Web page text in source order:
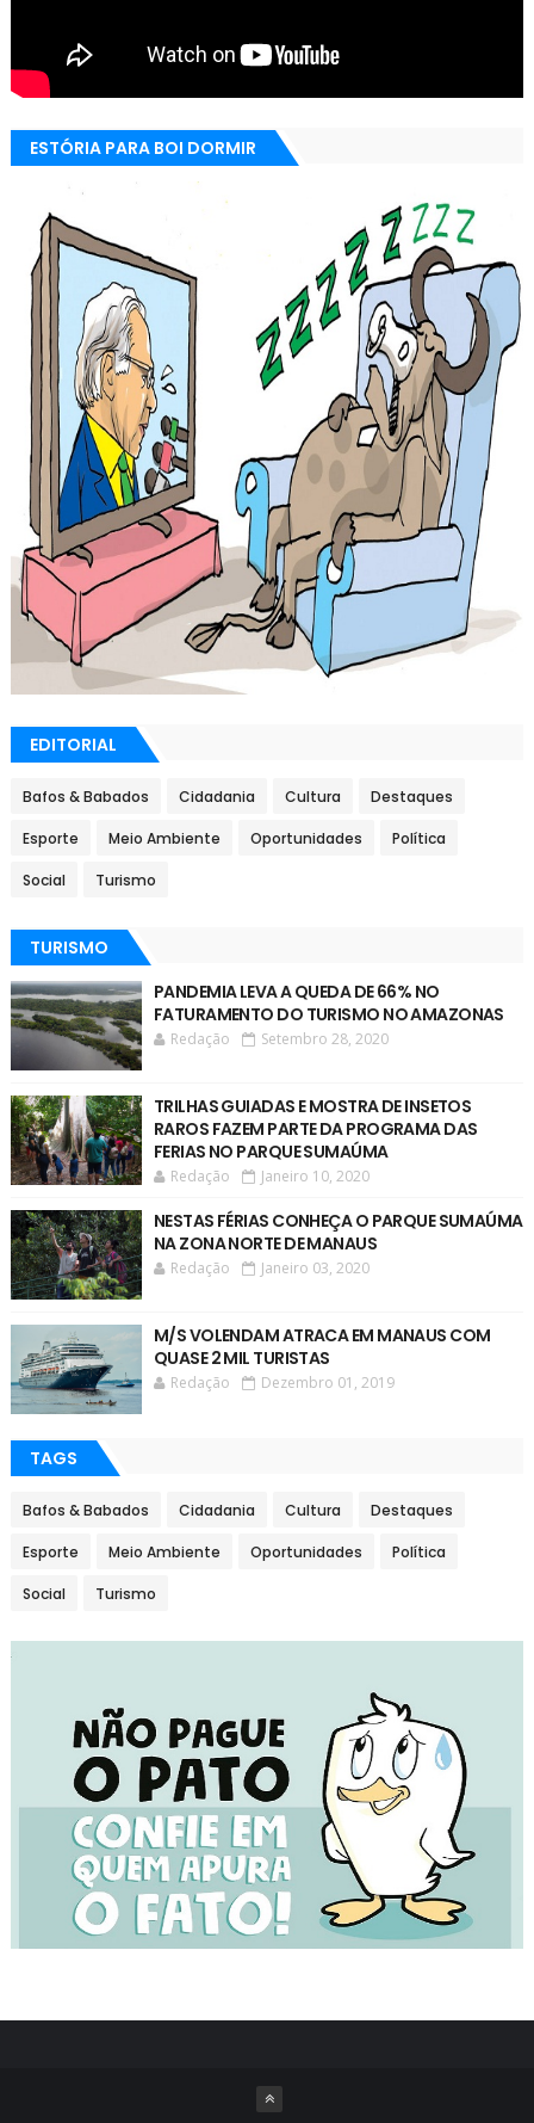
ESTÓRIA PARA BOI DORMIR
EDITORIAL
Bafos & Babados Cidadania Cultura Destaques
Esporte Meio Ambiente Oportunidades Política
Social Turismo
TURISMO
PANDEMIA LEVA A QUEDA DE 66% NO
FATURAMENTO DO TURISMO NO AMAZONAS
Redação Setembro 28, 2020
TRILHAS GUIADAS E MOSTRA DE INSETOS
RAROS FAZEM PARTE DA PROGRAMA DAS
FERIAS NO PARQUE SUMAÚMA
Redação Janeiro 10, 2020
NESTAS FÉRIAS CONHEÇA O PARQUE SUMAÚMA
NA ZONA NORTE DE MANAUS
Redação Janeiro 03, 2020
M/S VOLENDAM ATRACA EM MANAUS COM
QUASE 2 MIL TURISTAS
Redação Dezembro 01, 2019
TAGS
Bafos & Babados Cidadania Cultura Destaques
Esporte Meio Ambiente Oportunidades Política
Social Turismo